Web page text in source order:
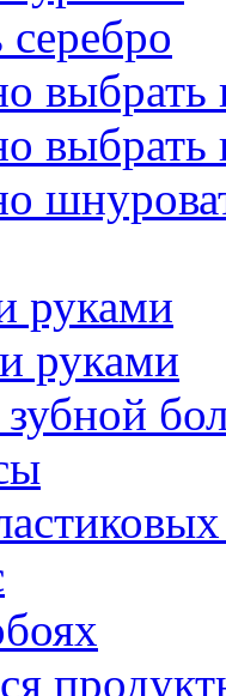
серебро
руками
руками
зубной